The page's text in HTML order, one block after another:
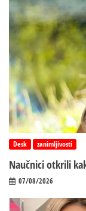
Desk zanimljivosti
Naučnici otkrili
07/08/2026